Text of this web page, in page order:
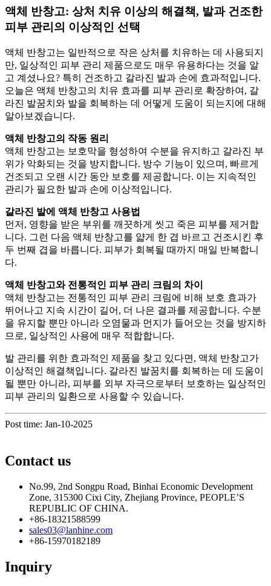
액체 반창고: 상처 치유 이상의 해결책, 발과 건조한
피부 관리의 이상적인 선택
액체 반창고는 일반적으로 작은 상처를 치유하는 데 사용되지
만, 일상적인 피부 관리 제품으로도 매우 유용하다는 것을 알
고 계셨나요? 특히 건조하고 갈라진 발과 손에 효과적입니다.
오늘은 액체 반창고의 치유 효과를 피부 관리로 확장하여, 갈
라진 발꿈치와 발을 회복하는 데 어떻게 도움이 되는지에 대해
알아보겠습니다.
액체 반창고의 작동 원리
액체 반창고는 보호막을 형성하여 수분을 유지하고 갈라진 부
위가 악화되는 것을 방지합니다. 방수 기능이 있으며, 빠르게
건조되고 오랜 시간 동안 보호를 제공합니다. 이는 지속적인
관리가 필요한 발과 손에 이상적입니다.
갈라진 발에 액체 반창고 사용법
먼저, 영향을 받은 부위를 깨끗하게 씻고 죽은 피부를 제거합
니다. 그런 다음 액체 반창고를 얇게 한 겹 바르고 건조시킨 후
두 번째 겹을 바릅니다. 피부가 회복될 때까지 매일 반복합니
다.
액체 반창고와 전통적인 피부 관리 크림의 차이
액체 반창고는 전통적인 피부 관리 크림에 비해 보호 효과가
뛰어나고 지속 시간이 길어, 더 나은 결과를 제공합니다. 수분
을 유지할 뿐만 아니라 오염물과 먼지가 들어오는 것을 방지하
므로, 일상적인 사용에 매우 적합합니다.
발 관리를 위한 효과적인 제품을 찾고 있다면, 액체 반창고가
이상적인 해결책입니다. 갈라진 발꿈치를 회복하는 데 도움이
될 뿐만 아니라, 피부를 외부 자극으로부터 보호하는 일상적인
피부 관리의 일환으로 사용할 수 있습니다.
Post time: Jan-10-2025
Contact us
No.99, 2nd Songpu Road, Binhai Economic Development
Zone, 315300 Cixi City, Zhejiang Province, PEOPLE’S
REPUBLIC OF CHINA.
+86-18321588599
sales03@lanhine.com
+86-15970182189
Inquiry